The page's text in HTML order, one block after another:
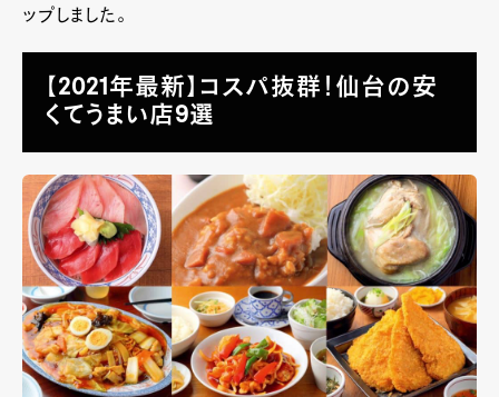
ップしました。
【2021年最新】コスパ抜群！仙台の安
くてうまい店9選